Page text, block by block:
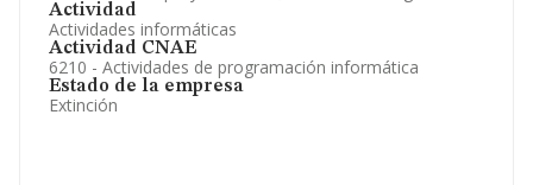
Actividad
Actividades informáticas
Actividad CNAE
6210 - Actividades de programación informática
Estado de la empresa
Extinción